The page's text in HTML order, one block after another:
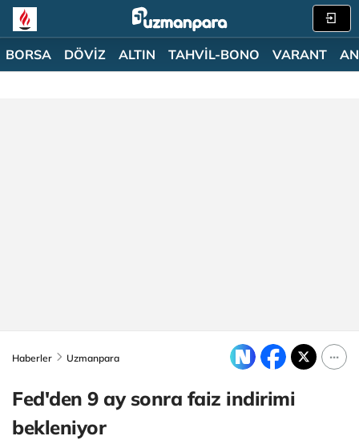
BORSA DÖVİZ ALTIN TAHVİL-BONO VARANT
Haberler Uzmanpara
Fed'den 9 ay sonra faiz indirimi
bekleniyor